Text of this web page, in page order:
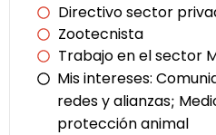
Directivo sector
Zootecnista
Trabajo en el sector
Mis intereses:
redes y alianzas;
protección animal